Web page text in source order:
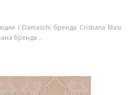
I Damaschi бренда Cristiana Masi
бренда ..